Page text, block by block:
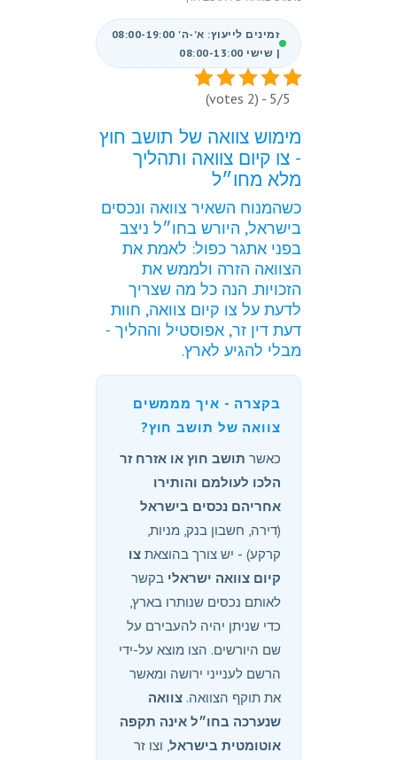
זמינים לייעוץ: א'-ה' 08:00-19:00
| שישי 08:00-13:00
5/5 - (2 votes)
מימוש צוואה של תושב חוץ
- צו קיום צוואה ותהליך
מלא מחו״ל
כשהמנוח השאיר צוואה ונכסים
בישראל, היורש בחו״ל ניצב
בפני אתגר כפול: לאמת את
הצוואה הזרה ולממש את
הזכויות. הנה כל מה שצריך
לדעת על צו קיום צוואה, חוות
דעת דין זר, אפוסטיל וההליך -
מבלי להגיע לארץ.
בקצרה - איך מממשים
צוואה של תושב חוץ?
כאשר תושב חוץ או אזרח זר
הלכו לעולמם והותירו
אחריהם נכסים בישראל
(דירה, חשבון בנק, מניות,
קרקע) - יש צורך בהוצאת צו
קיום צוואה ישראלי בקשר
לאותם נכסים שנותרו בארץ,
כדי שניתן יהיה להעבירם על
שם היורשים. הצו מוצא על-ידי
הרשם לענייני ירושה ומאשר
את תוקף הצוואה. צוואה
שנערכה בחו״ל אינה תקפה
אוטומטית בישראל, וצו זר